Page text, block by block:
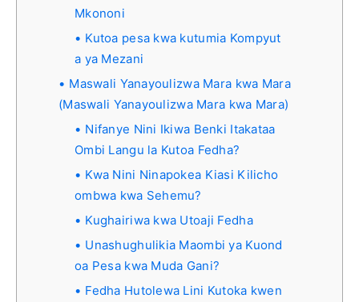
Mkononi
Kutoa pesa kwa kutumia Kompyut
a ya Mezani
Maswali Yanayoulizwa Mara kwa Mara
(Maswali Yanayoulizwa Mara kwa Mara)
Nifanye Nini Ikiwa Benki Itakataa
Ombi Langu la Kutoa Fedha?
Kwa Nini Ninapokea Kiasi Kilicho
ombwa kwa Sehemu?
Kughairiwa kwa Utoaji Fedha
Unashughulikia Maombi ya Kuond
oa Pesa kwa Muda Gani?
Fedha Hutolewa Lini Kutoka kwen